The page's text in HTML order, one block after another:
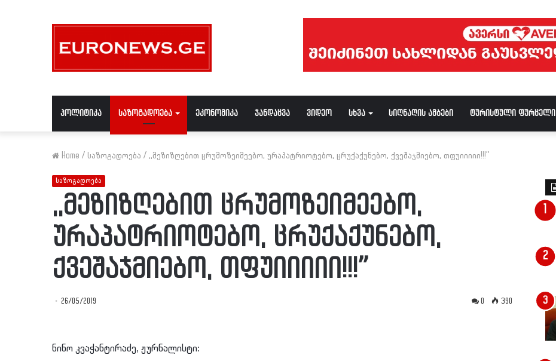
პოლიტიკა საზოგადოება ეკონომიკა ჯანდაცვა ვიდეო სხვა სიღნაღის ამბები ტურისტული ფურცელი
Home / საზოგადოება / ,,მეზიზღებით ცრუმოზეიმეებო, ურაპატრიოტებო, ცრუქაქუნებო, ქვეშაჯმიებო, თფუიიიიი!!!”
საზოგადოება
,,მეზიზღებით ცრუმოზეიმეებო,
ურაპატრიოტებო, ცრუქაქუნებო,
ქვეშაჯმიებო, თფუიიიიი!!!”
26/05/2019 0 390
ნინო კვაჭანტირაძე, ჟურნალისტი: